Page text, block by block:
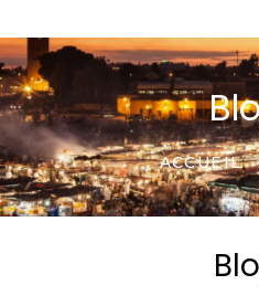
ACCUEIL